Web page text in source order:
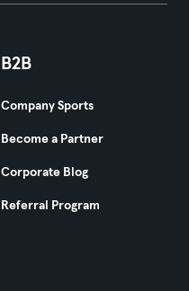
B2B
Company Sports
Become a Partner
Corporate Blog
Referral Program